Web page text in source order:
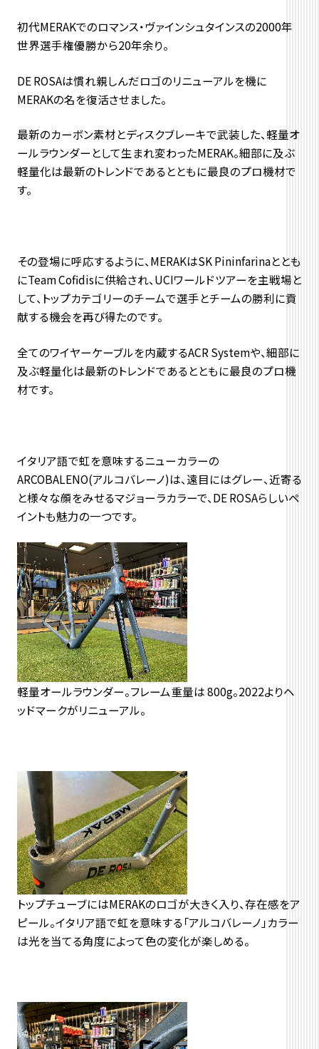
初代MERAKでのロマンス・ヴァインシュタインスの2000年
世界選手権優勝から20年余り。
DE ROSAは慣れ親しんだロゴのリニューアルを機に
MERAKの名を復活させました。
最新のカーボン素材とディスクブレーキで武装した、軽量オ
ールラウンダーとして生まれ変わったMERAK。細部に及ぶ
軽量化は最新のトレンドであるとともに最良のプロ機材で
す。
その登場に呼応するように、MERAKはSK Pininfarinaととも
にTeam Cofidisに供給され、UCIワールドツアーを主戦場と
して、トップカテゴリーのチームで選手とチームの勝利に貢
献する機会を再び得たのです。
全てのワイヤーケーブルを内蔵するACR Systemや、細部に
及ぶ軽量化は最新のトレンドであるとともに最良のプロ機
材です。
イタリア語で虹を意味するニューカラーの
ARCOBALENO(アルコバレーノ)は、遠目にはグレー、近寄る
と様々な顔をみせるマジョーラカラーで、DE ROSAらしいペ
イントも魅力の一つです。
軽量オールラウンダー。フレーム重量は 800g。2022よりヘ
ッドマークがリニューアル。
トップチューブにはMERAKのロゴが大きく入り、存在感をア
ピール。イタリア語で虹を意味する「アルコバレーノ」カラー
は光を当てる角度によって色の変化が楽しめる。